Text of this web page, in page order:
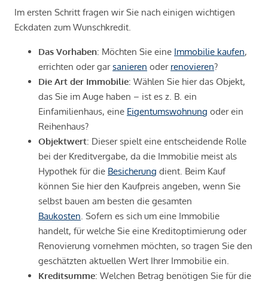
Im ersten Schritt fragen wir Sie nach einigen wichtigen
Eckdaten zum Wunschkredit.
Das Vorhaben: Möchten Sie eine Immobilie kaufen,
errichten oder garsanieren oder renovieren?
Die Art der Immobilie: Wählen Sie hier das Objekt,
das Sie im Auge haben – ist es z. B. ein
Einfamilienhaus, eine Eigentumswohnung oder ein
Reihenhaus?
Objektwert: Dieser spielt eine entscheidende Rolle
bei der Kreditvergabe, da die Immobilie meist als
Hypothek für die Besicherung dient. Beim Kauf
können Sie hier den Kaufpreis angeben, wenn Sie
selbst bauen am besten die gesamten
Baukosten . Sofern es sich um eine Immobilie
handelt, für welche Sie eine Kreditoptimierung oder
Renovierung vornehmen möchten, so tragen Sie den
geschätzten aktuellen Wert Ihrer Immobilie ein.
Kreditsumme: Welchen Betrag benötigen Sie für die